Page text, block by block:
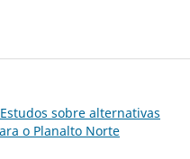
sobre alternativas
o Planalto Norte